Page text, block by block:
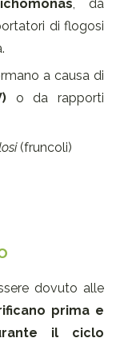
, da
di flogosi
a causa di
o da rapporti
(fruncoli)
dovuto alle
prima e
il ciclo